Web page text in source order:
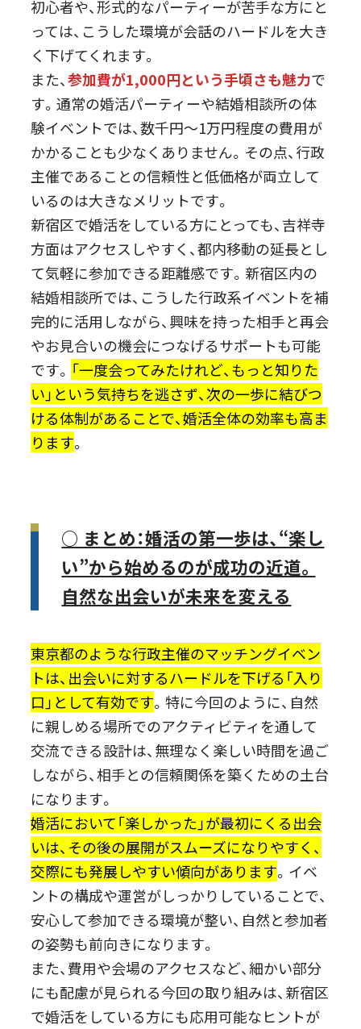
初心者や、形式的なパーティーが苦手な方にと
っては、こうした環境が会話のハードルを大き
く下げてくれます。
また、参加費が1,000円という手頃さも魅力で
す。通常の婚活パーティーや結婚相談所の体
験イベントでは、数千円～1万円程度の費用が
かかることも少なくありません。その点、行政
主催であることの信頼性と低価格が両立して
いるのは大きなメリットです。
新宿区で婚活をしている方にとっても、吉祥寺
方面はアクセスしやすく、都内移動の延長とし
て気軽に参加できる距離感です。新宿区内の
結婚相談所では、こうした行政系イベントを補
完的に活用しながら、興味を持った相手と再会
やお見合いの機会につなげるサポートも可能
です。 「一度会ってみたけれど、もっと知りた
い」という気持ちを逃さず、次の一歩に結びつ
ける体制があることで、婚活全体の効率も高ま
ります。
○ まとめ：婚活の第一歩は、“楽し
い”から始めるのが成功の近道。
自然な出会いが未来を変える
東京都のような行政主催のマッチングイベン
トは、出会いに対するハードルを下げる「入り
口」として有効です。特に今回のように、自然
に親しめる場所でのアクティビティを通して
交流できる設計は、無理なく楽しい時間を過ご
しながら、相手との信頼関係を築くための土台
になります。
婚活において「楽しかった」が最初にくる出会
いは、その後の展開がスムーズになりやすく、
交際にも発展しやすい傾向があります。イベ
ントの構成や運営がしっかりしていることで、
安心して参加できる環境が整い、自然と参加者
の姿勢も前向きになります。
また、費用や会場のアクセスなど、細かい部分
にも配慮が見られる今回の取り組みは、新宿区
で婚活をしている方にも応用可能なヒントが